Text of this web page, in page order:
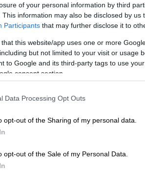
of your personal information by third
This information may also be disclosed by us
Participants that may further disclose it to
that this website/app uses one or more
but not limited to your visit or usage
to Google and its third-party tags to use
consent section.
Data Processing Opt Outs
opt-out of the Sharing of my personal data.
opt-out of the Sale of my Personal Data.
το ΕΘΝΟΣ στη Google